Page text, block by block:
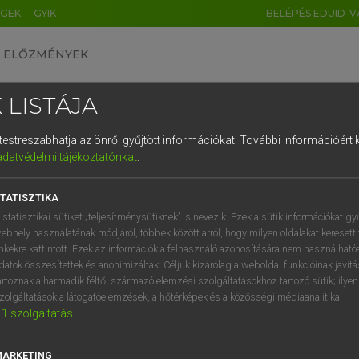
GYIK BELÉPÉS EDUID-
ELŐZMÉNYEK
egyetemes nagyszótár
VAN ELŐFIZETÉSED?
megtekintéséhez.
LISTÁJA
az önről gyűjtött információkat. További információért
tájékoztatónkat.
statisztikai sütiket „teljesítménysütiknek” is nevezik. Ezek a sütik információkat
használatának módjáról, többek között arról, hogy milyen oldalakat keresett
kattintott. Ezek az információk a felhasználó azonosítására nem
összesítettek és anonimizáltak. Céljuk kizárólag a weboldal funkcióinak
a harmadik féltől származó elemzési szolgáltatásokhoz tartozó sütik;
a látogatóelemzések, a hőtérképek és a közösségi médiaanalitika.
1 szolgáltatás
DE CN FR ES IT NL
1 2 3 4 5 6 7 8 9
q w e r t z u i
a s d f g h j k l é
í y x c v b n m , .